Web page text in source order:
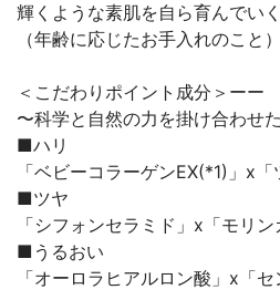
輝くような素肌を自ら育んでい
（年齢に応じたお手入れのこと
＜こだわりポイント成分＞ーー
〜科学と自然の力を掛け合わせ
■ハリ
「ベビーコラーゲンEX(*1)」x
■ツヤ
「シフォンセラミド」x「モリ
■うるおい
「オーロラヒアルロン酸」x「セ